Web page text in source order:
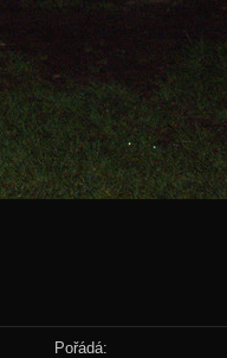
Pořádá: